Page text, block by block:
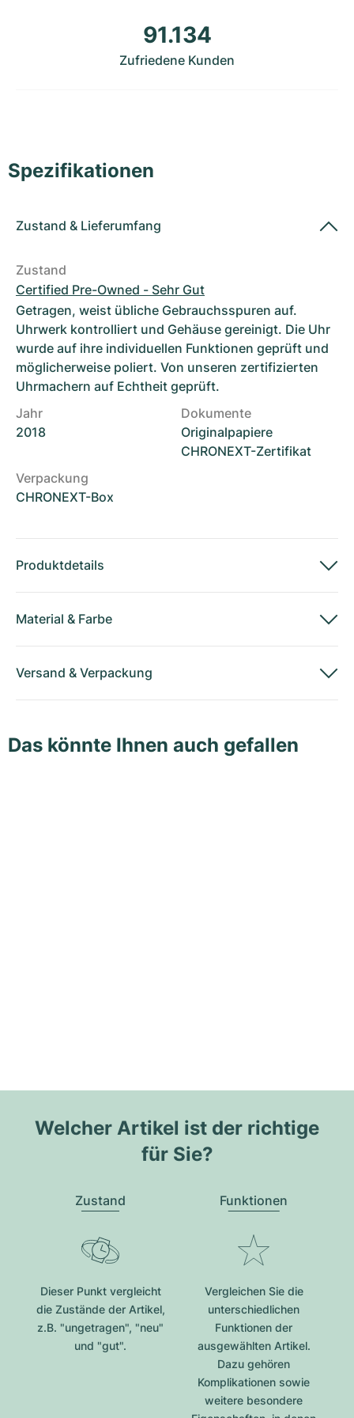
91.134
Zufriedene Kunden
Spezifikationen
Zustand & Lieferumfang
Zustand
Certified Pre-Owned - Sehr Gut
Getragen, weist übliche Gebrauchsspuren auf.
Uhrwerk kontrolliert und Gehäuse gereinigt. Die Uhr
wurde auf ihre individuellen Funktionen geprüft und
möglicherweise poliert. Von unseren zertifizierten
Uhrmachern auf Echtheit geprüft.
Jahr
2018
Dokumente
Originalpapiere
CHRONEXT-Zertifikat
Verpackung
CHRONEXT-Box
Produktdetails
Material & Farbe
Versand & Verpackung
Das könnte Ihnen auch gefallen
Welcher Artikel ist der richtige
für Sie?
Zustand
Dieser Punkt vergleicht
die Zustände der Artikel,
z.B. "ungetragen", "neu"
und "gut".
Funktionen
Vergleichen Sie die
unterschiedlichen
Funktionen der
ausgewählten Artikel.
Dazu gehören
Komplikationen sowie
weitere besondere